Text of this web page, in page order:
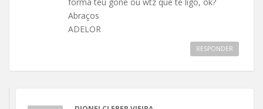
Abraços
ADELOR
RESPONDER